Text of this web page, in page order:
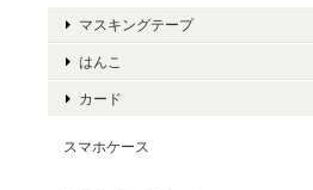
マスキングテープ
はんこ
カード
スマホケース